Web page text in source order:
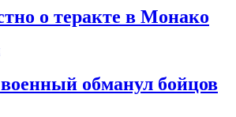
о теракте в Монако
обманул бойцов